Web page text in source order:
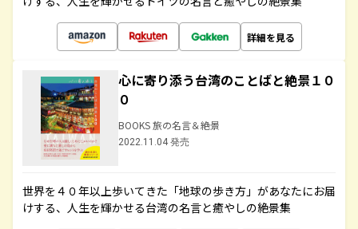
詳細を見る
心に寄り添う台湾のことばと絶景１０
０
BOOKS 旅の名言＆絶景
2022.11.04 発売
世界を４０年以上歩いてきた「地球の歩き方」があなたにお届
けする、人生を輝かせる台湾の名言と癒やしの絶景集